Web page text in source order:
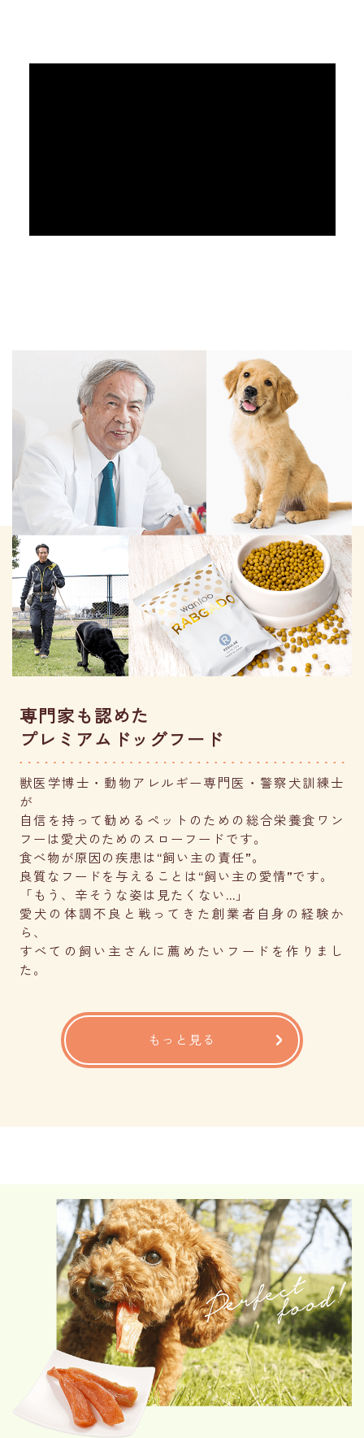
専門家も認めた
プレミアムドッグフード
獣医学博士・動物アレルギー専門医・警察犬訓練士
が
自信を持って勧めるペットのための総合栄養食ワン
フーは愛犬のためのスローフードです。
食べ物が原因の疾患は“飼い主の責任”。
良質なフードを与えることは“飼い主の愛情”です。
「もう、辛そうな姿は見たくない...」
愛犬の体調不良と戦ってきた創業者自身の経験か
ら、
すべての飼い主さんに薦めたいフードを作りまし
た。
もっと見る